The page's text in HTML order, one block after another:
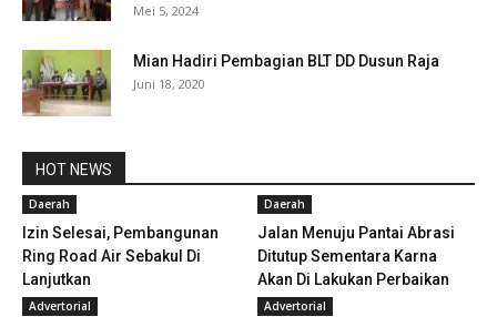
Mei 5, 2024
Mian Hadiri Pembagian BLT DD Dusun Raja
Juni 18, 2020
HOT NEWS
Daerah
Izin Selesai, Pembangunan
Ring Road Air Sebakul Di
Lanjutkan
Daerah
Jalan Menuju Pantai Abrasi
Ditutup Sementara Karna
Akan Di Lakukan Perbaikan
Advertorial Advertorial